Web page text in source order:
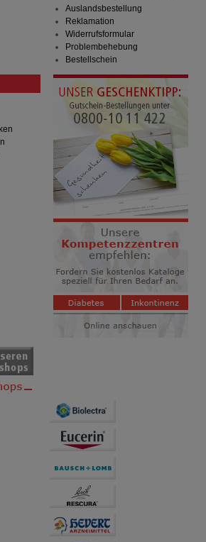
dass Daten hierfür teilweise an
oder soziale Medien
Auslandsbestellung
Reklamation
Widerrufsformular
Problembehebung
Bestellschein